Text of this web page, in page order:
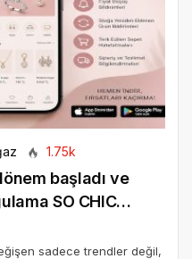
1.75k
başladı ve
SO CHIC…
sadece trendler değil,